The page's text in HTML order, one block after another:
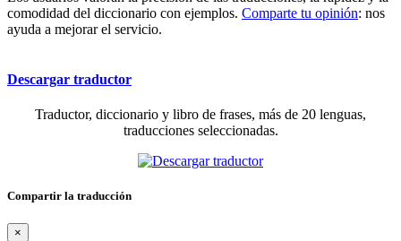
comodidad del diccionario con ejemplos. Comparte tu opinión: nos
ayuda a mejorar el servicio.
Descargar traductor
Traductor, diccionario y libro de frases, más de 20 lenguas,
traducciones seleccionadas.
Compartir la traducción
×